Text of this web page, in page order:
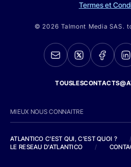
Termes et
© 2026 Talmont Media SAS.
MIEUX NOUS CONNAITRE
ATLANTICO C'EST QUI, C'EST QUOI ?
/
LE RESEAU D'ATLANTICO
/